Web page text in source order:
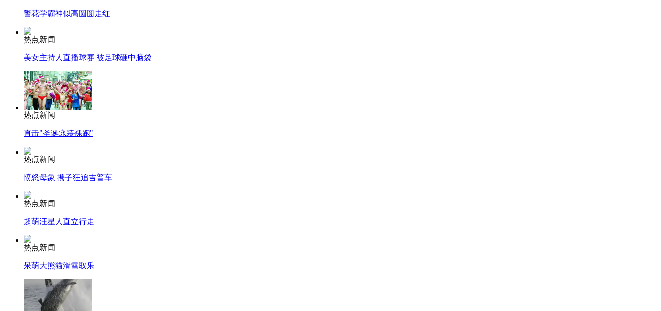
司机酒驾遇交警 急速倒车逃窜
警花学霸神似高圆圆走红
热点新闻
美女主持人直播球赛 被足球砸中脑袋
热点新闻
直击"圣诞泳装裸跑"
热点新闻
愤怒母象 携子狂追吉普车
热点新闻
超萌汪星人直立行走
热点新闻
呆萌大熊猫滑雪取乐